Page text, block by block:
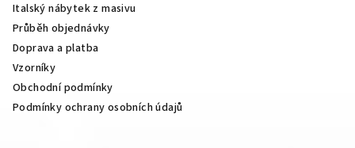
Italský nábytek z masivu
Průběh objednávky
Doprava a platba
Vzorníky
Obchodní podmínky
Podmínky ochrany osobních údajů